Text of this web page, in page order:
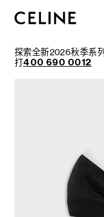
探索全新2026秋季系
打400 690 0012